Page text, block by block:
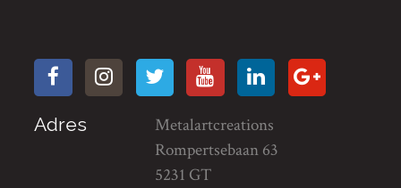
Adres
Metalartcreations
Rompertsebaan 63
5231 GT